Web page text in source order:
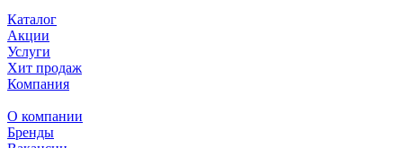
Каталог
Акции
Услуги
Хит продаж
Компания
О компании
Бренды